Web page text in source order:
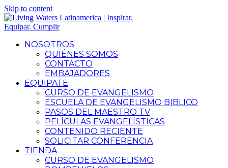
Skip to content
NOSOTROS
QUIÉNES SOMOS
CONTACTO
EMBAJADORES
EQUIPATE
CURSO DE EVANGELISMO
ESCUELA DE EVANGELISMO BIBLICO
PASOS DEL MAESTRO TV
PELÍCULAS EVANGELÍSTICAS
CONTENIDO RECIENTE
SOLICITAR CONFERENCIA
TIENDA
CURSO DE EVANGELISMO